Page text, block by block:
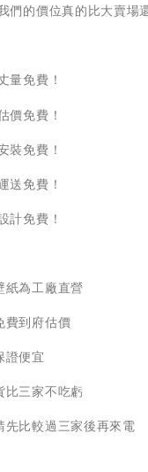
們的價位真的比大賣場
量免費！
價免費！
裝免費！
送免費！
計免費！
紙為工廠直營
費到府估價
證便宜
比三家不吃虧
先比較過三家後再來電